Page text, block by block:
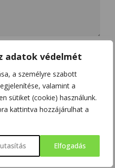
adatok védelmét
a személyre szabott
valamint a
sütiket (cookie) használunk.
kattintva hozzájárulhat a
Elfogadás